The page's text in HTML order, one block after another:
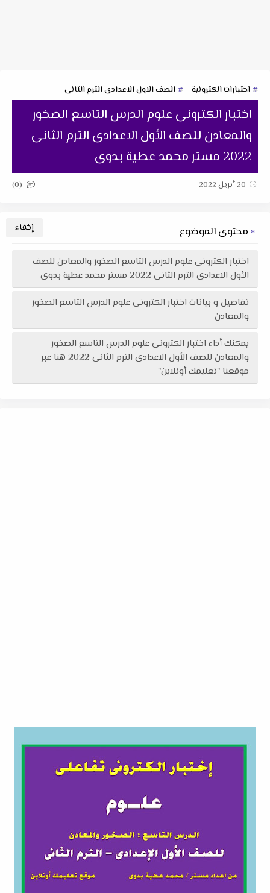
اختبارات الكترونية الصف الاول الاعدادى الترم الثانى
اختبار الكترونى علوم الدرس التاسع الصخور
والمعادن للصف الأول الاعدادى الترم الثانى
2022 مستر محمد عطية بدوى
20 أبريل 2022 (0)
محتوى الموضوع
اختبار الكترونى علوم الدرس التاسع الصخور والمعادن للصف
الأول الاعدادى الترم الثانى 2022 مستر محمد عطية بدوى
تفاصيل و بيانات اختبار الكترونى علوم الدرس التاسع الصخور
والمعادن
يمكنك أداء اختبار الكترونى علوم الدرس التاسع الصخور
والمعادن للصف الأول الاعدادى الترم الثانى 2022 هنا عبر
موقعنا "تعليمك أونلاين"